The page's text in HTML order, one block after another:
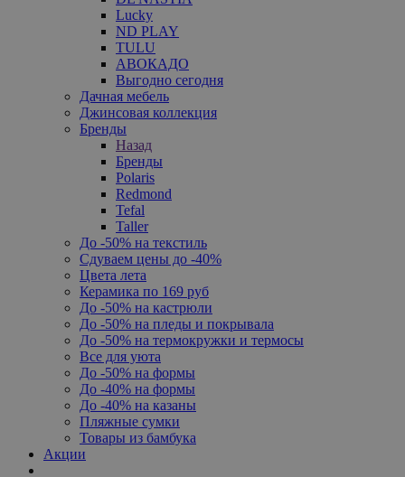
Lucky
ND PLAY
TULU
АВОКАДО
Выгодно сегодня
Дачная мебель
Джинсовая коллекция
Бренды
Назад
Бренды
Polaris
Redmond
Tefal
Taller
До -50% на текстиль
Сдуваем цены до -40%
Цвета лета
Керамика по 169 руб
До -50% на кастрюли
До -50% на пледы и покрывала
До -50% на термокружки и термосы
Все для уюта
До -50% на формы
До -40% на формы
До -40% на казаны
Пляжные сумки
Товары из бамбука
Акции